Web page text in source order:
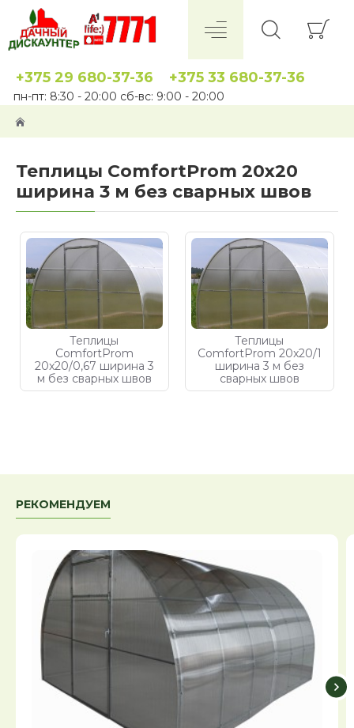
+375 29 680-37-36 +375 33 680-37-36
пн-пт: 8:30 - 20:00 сб-вс: 9:00 - 20:00
Теплицы ComfortProm 20x20
ширина 3 м без сварных швов
Теплицы
ComfortProm
20x20/0,67 ширина 3
м без сварных швов
Теплицы
ComfortProm 20x20/1
ширина 3 м без
сварных швов
РЕКОМЕНДУЕМ